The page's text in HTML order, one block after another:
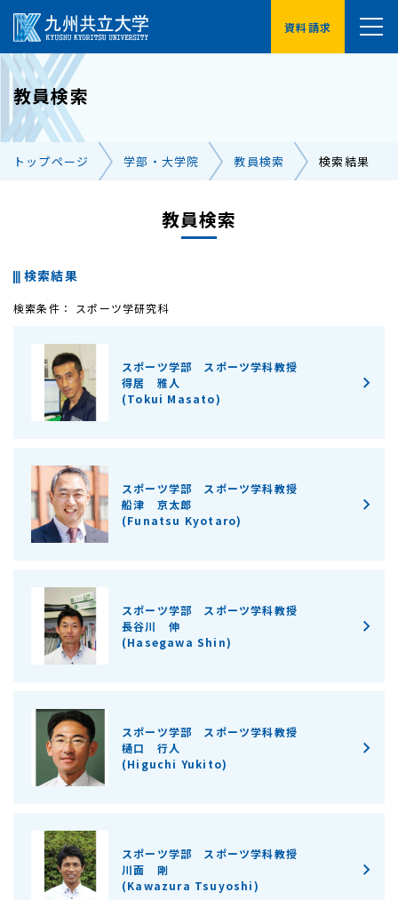
資料請求
受験生の方へ
卒業生の方へ 保護者の方へ
教員検索
トップページ 学部・大学院 教員検索 検索結果
教員検索
検索結果
検索条件： スポーツ学研究科
スポーツ学部 スポーツ学科教授
得居 雅人
(Tokui Masato)
スポーツ学部 スポーツ学科教授
船津 京太郎
(Funatsu Kyotaro)
スポーツ学部 スポーツ学科教授
長谷川 伸
(Hasegawa Shin)
スポーツ学部 スポーツ学科教授
樋口 行人
(Higuchi Yukito)
スポーツ学部 スポーツ学科教授
川面 剛
(Kawazura Tsuyoshi)